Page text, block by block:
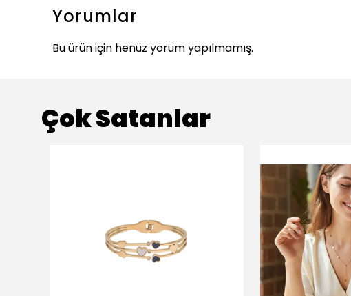
Yorumlar
Bu ürün için henüz yorum yapılmamış.
Çok Satanlar